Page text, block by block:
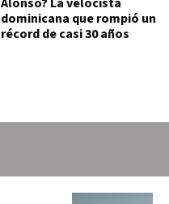
dominicana que rompió un
récord de casi 30 años